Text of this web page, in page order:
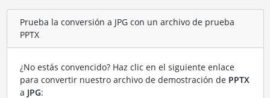
Prueba la conversión a JPG con un archivo de prueba
PPTX
¿No estás convencido? Haz clic en el siguiente enlace
para convertir nuestro archivo de demostración de PPTX
a JPG: